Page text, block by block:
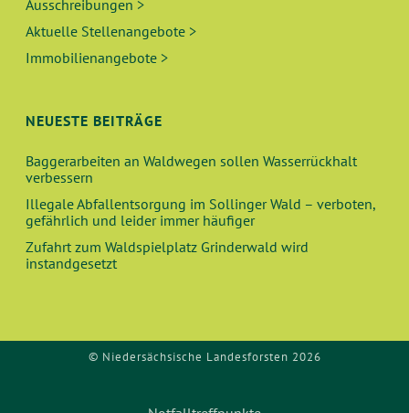
Ausschreibungen >
Aktuelle Stellenangebote >
Immobilienangebote >
NEUESTE BEITRÄGE
Baggerarbeiten an Waldwegen sollen Wasserrückhalt
verbessern
Illegale Abfallentsorgung im Sollinger Wald – verboten,
gefährlich und leider immer häufiger
Zufahrt zum Waldspielplatz Grinderwald wird
instandgesetzt
© Niedersächsische Landesforsten 2026